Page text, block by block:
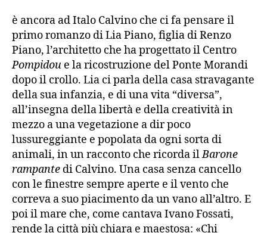
è ancora ad Italo Calvino che ci fa pensare il
primo romanzo di Lia Piano, figlia di Renzo
Piano, l’architetto che ha progettato il Centro
Pompidou e la ricostruzione del Ponte Morandi
dopo il crollo. Lia ci parla della casa stravagante
della sua infanzia, e di una vita “diversa”,
all’insegna della libertà e della creatività in
mezzo a una vegetazione a dir poco
lussureggiante e popolata da ogni sorta di
animali, in un racconto che ricorda ilBarone
rampante di Calvino. Una casa senza cancello
con le finestre sempre aperte e il vento che
correva a suo piacimento da un vano all’altro. E
poi il mare che, come cantava Ivano Fossati,
rende la città più chiara e maestosa: «Chi